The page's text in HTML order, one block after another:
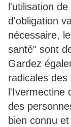
l'utilisation
d'obligation
nécessaire,
santé" sont
Gardez
radicales
l'Ivermectine
des
bien connu